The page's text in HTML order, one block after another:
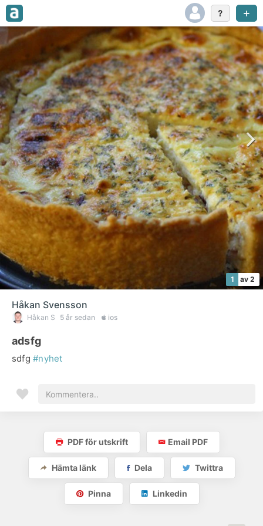
1 av 2
Håkan Svensson
Håkan S 5 år sedan ios
adsfg
sdfg#nyhet
PDF för utskrift Email PDF
Hämta länk Dela Twittra
Pinna Linkedin